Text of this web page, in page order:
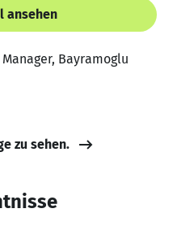
ansehen
Bayramoglu
zu sehen.